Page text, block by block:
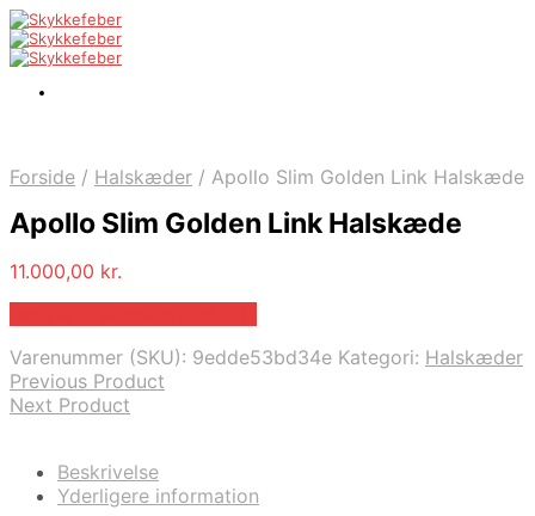
Forside / Halskæder / Apollo Slim Golden Link Halskæde
Apollo Slim Golden Link Halskæde
11.000,00 kr.
Varenummer (SKU): 9edde53bd34e Kategori: Halskæder
Previous Product
Next Product
Beskrivelse
Yderligere information